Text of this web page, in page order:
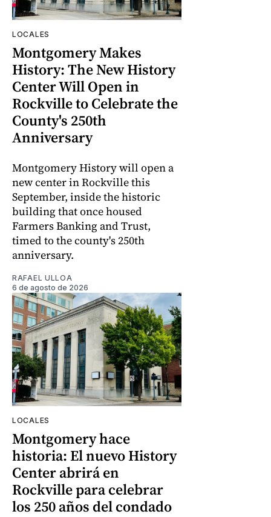
LOCALES
Montgomery Makes
History: The New History
Center Will Open in
Rockville to Celebrate the
County's 250th
Anniversary
Montgomery History will open a
new center in Rockville this
September, inside the historic
building that once housed
Farmers Banking and Trust,
timed to the county's 250th
anniversary.
RAFAEL ULLOA
6 de agosto de 2026
LOCALES
Montgomery hace
historia: El nuevo History
Center abrirá en
Rockville para celebrar
los 250 años del condado